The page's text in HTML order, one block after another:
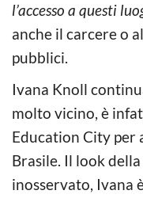
l’accesso a questi
anche il carcere o
pubblici.
Ivana Knoll
molto vicino, è
Education City per
Brasile. Il look
inosservato, Ivana